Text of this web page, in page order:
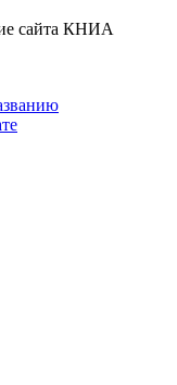
сайта КНИА